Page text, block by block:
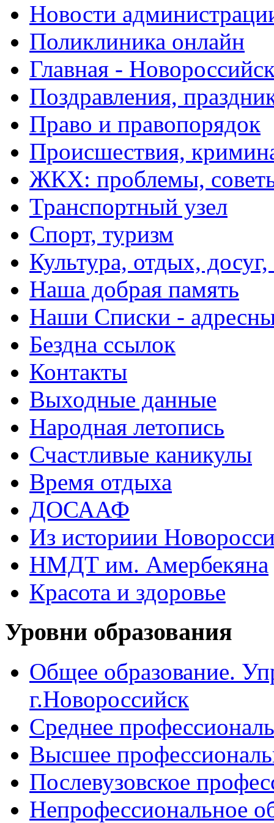
Новости
Поликлиника онлайн
Главная -
Поздравления,
Право и правопорядок
Происшествия,
ЖКХ: проблемы,
Транспортный узел
Спорт, туризм
Культура, отдых,
Наша добрая память
Наши Списки -
Бездна ссылок
Контакты
Выходные данные
Народная летопись
Счастливые каникулы
Время отдыха
ДОСААФ
Из историии
НМДТ им. Амербекяна
Красота и здоровье
Уровни образования
Общее образование.
г.Новороссийск
Среднее
Высшее
Послевузовское
Непрофессиональное